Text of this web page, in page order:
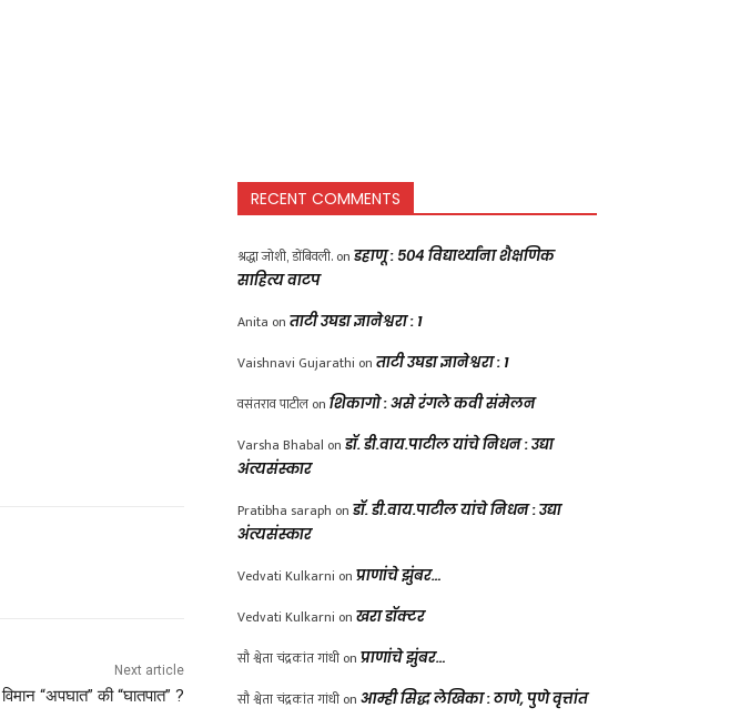
Next article
विमान “अपघात” की “घातपात” ?
RECENT COMMENTS
श्रद्धा जोशी, डोंबिवली. on डहाणू : ५०४ विद्यार्थ्यांना शैक्षणिक
साहित्य वाटप
Anita on ताटी उघडा ज्ञानेश्वरा : 1
Vaishnavi Gujarathi on ताटी उघडा ज्ञानेश्वरा : 1
वसंतराव पाटील on शिकागो : असे रंगले कवी संमेलन
Varsha Bhabal on डॉ. डी.वाय.पाटील यांचे निधन : उद्या
अंत्यसंस्कार
Pratibha saraph on डॉ. डी.वाय.पाटील यांचे निधन : उद्या
अंत्यसंस्कार
Vedvati Kulkarni on प्राणांचे झुंबर…
Vedvati Kulkarni on खरा डॉक्टर
सौ श्वेता चंद्रकांत गांधी on प्राणांचे झुंबर…
सौ श्वेता चंद्रकांत गांधी on आम्ही सिद्ध लेखिका : ठाणे, पुणे वृत्तांत